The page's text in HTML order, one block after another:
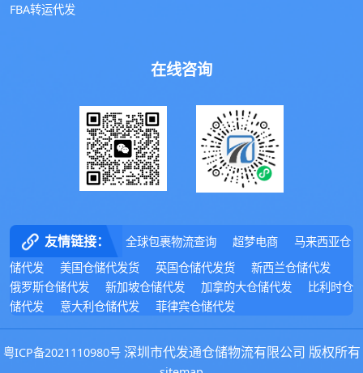
FBA转运代发
在线咨询
友情链接： 全球包裹物流查询 超梦电商
马来西亚仓
储代发
美国仓储代发货 英国仓储代发货
新西兰仓储代发
俄罗斯仓储代发
新加坡仓储代发 加拿的大仓储代发
比利时仓
储代发
意大利仓储代发 菲律宾仓储代发
粤ICP备2021110980号深圳市代发通仓储物流有限公司 版权所有